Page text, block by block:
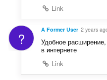
Link
? A Former User 2 years
Удобное
в интернете
Link